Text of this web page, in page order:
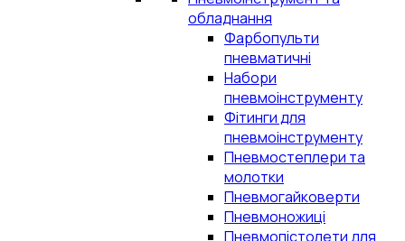
обладнання
Фарбопульти
пневматичні
Набори
пневмоінструменту
Фітинги для
пневмоінструменту
Пневмостеплери та
молотки
Пневмогайковерти
Пневмоножиці
Пневмопістолети для